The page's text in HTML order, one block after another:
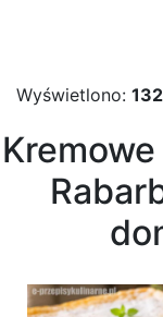
Wyświetlono: 132